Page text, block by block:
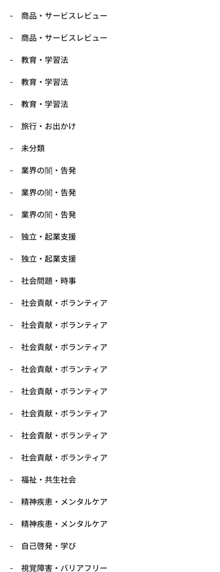
商品・サービスレビュー
商品・サービスレビュー
教育・学習法
教育・学習法
教育・学習法
旅行・お出かけ
未分類
業界の闇・告発
業界の闇・告発
業界の闇・告発
独立・起業支援
独立・起業支援
社会問題・時事
社会貢献・ボランティア
社会貢献・ボランティア
社会貢献・ボランティア
社会貢献・ボランティア
社会貢献・ボランティア
社会貢献・ボランティア
社会貢献・ボランティア
社会貢献・ボランティア
福祉・共生社会
精神疾患・メンタルケア
精神疾患・メンタルケア
自己啓発・学び
視覚障害・バリアフリー